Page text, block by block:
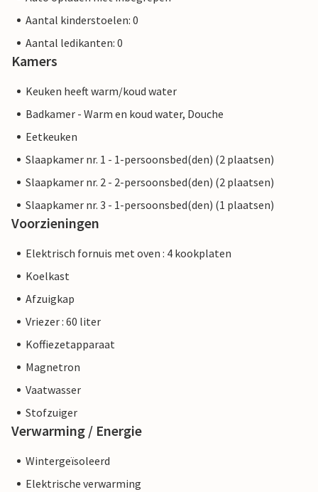
Aantal kinderstoelen: 0
Aantal ledikanten: 0
Kamers
Keuken heeft warm/koud water
Badkamer - Warm en koud water, Douche
Eetkeuken
Slaapkamer nr. 1 - 1-persoonsbed(den) (2 plaatsen)
Slaapkamer nr. 2 - 2-persoonsbed(den) (2 plaatsen)
Slaapkamer nr. 3 - 1-persoonsbed(den) (1 plaatsen)
Voorzieningen
Elektrisch fornuis met oven : 4 kookplaten
Koelkast
Afzuigkap
Vriezer : 60 liter
Koffiezetapparaat
Magnetron
Vaatwasser
Stofzuiger
Verwarming / Energie
Wintergeïsoleerd
Elektrische verwarming